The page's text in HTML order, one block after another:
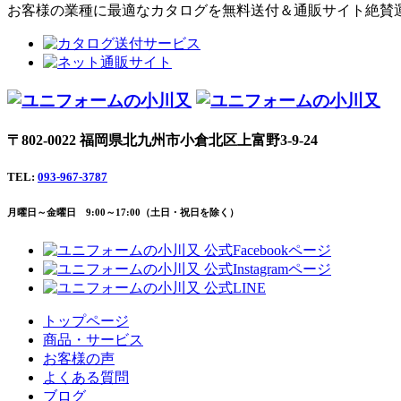
お客様の業種に最適なカタログを無料送付＆通販サイト絶賛
〒802-0022 福岡県北九州市小倉北区上富野3-9-24
TEL: 093-967-3787
月曜日～金曜日 9:00～17:00（土日・祝日を除く）
トップページ
商品・サービス
お客様の声
よくある質問
ブログ